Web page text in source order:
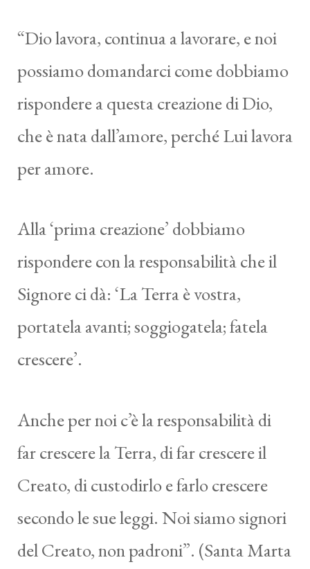
“Dio lavora, continua a lavorare, e noi
possiamo domandarci come dobbiamo
rispondere a questa creazione di Dio,
che è nata dall’amore, perché Lui lavora
per amore.
Alla ‘prima creazione’ dobbiamo
rispondere con la responsabilità che il
Signore ci dà: ‘La Terra è vostra,
portatela avanti; soggiogatela; fatela
crescere’.
Anche per noi c’è la responsabilità di
far crescere la Terra, di far crescere il
Creato, di custodirlo e farlo crescere
secondo le sue leggi. Noi siamo signori
del Creato, non padroni”. (Santa Marta